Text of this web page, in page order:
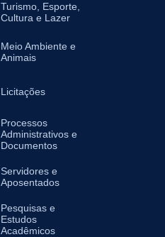
Turismo, Esporte,
Cultura e Lazer
Meio Ambiente e
Animais
Licitações
Processos
Administrativos e
Documentos
Servidores e
Aposentados
Pesquisas e
Estudos
Acadêmicos